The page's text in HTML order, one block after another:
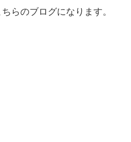
らのブログになります。